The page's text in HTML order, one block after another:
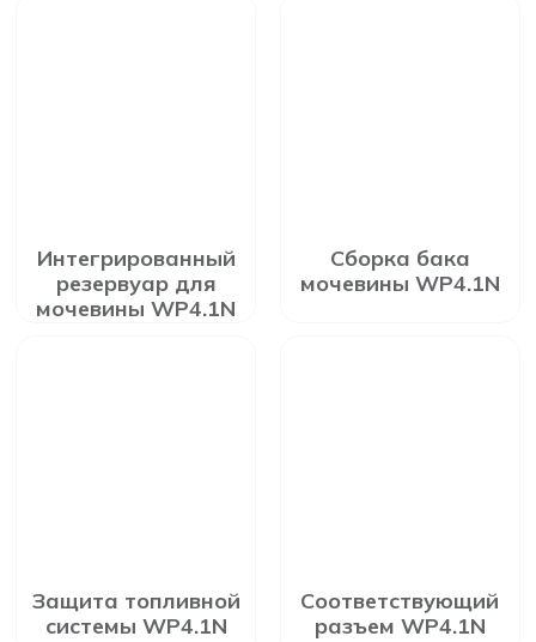
Интегрированный
резервуар для
мочевины WP4.1N
Сборка бака
мочевины WP4.1N
Защита топливной
системы WP4.1N
Соответствующий
разъем WP4.1N